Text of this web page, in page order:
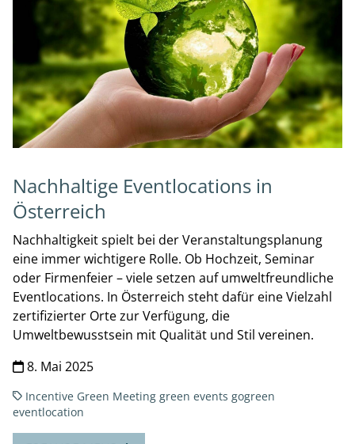
Nachhaltige Eventlocations in
Österreich
Nachhaltigkeit spielt bei der Veranstaltungsplanung
eine immer wichtigere Rolle. Ob Hochzeit, Seminar
oder Firmenfeier – viele setzen auf umweltfreundliche
Eventlocations. In Österreich steht dafür eine Vielzahl
zertifizierter Orte zur Verfügung, die
Umweltbewusstsein mit Qualität und Stil vereinen.
8. Mai 2025
Incentive Green Meeting green events gogreen
eventlocation